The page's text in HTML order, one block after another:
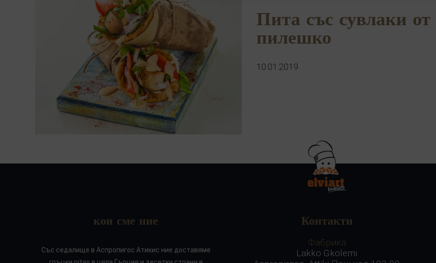
Пита със сувлаки от
пилешко
10.01.2019
кои сме ние
Със седалище в Аспропигос Атикис ние доставяме
Контакти
Фабрика
Lakko Gkolemi